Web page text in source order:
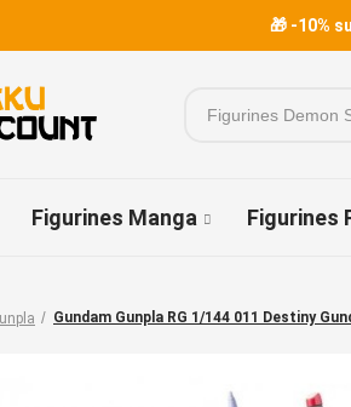
🎁 -10%
Figurines Manga Figurines
Gundam Gunpla RG 1/144 011 Destiny